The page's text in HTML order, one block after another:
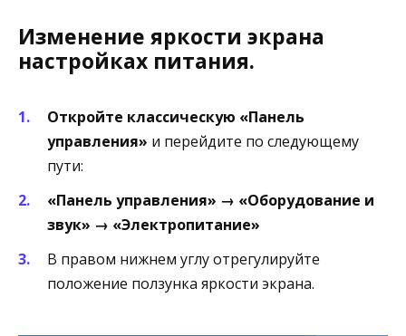
Изменение яркости экрана
настройках питания.
Откройте классическую «Панель
управления» и перейдите по следующему
пути:
«Панель управления» → «Оборудование и
звук» → «Электропитание»
В правом нижнем углу отрегулируйте
положение ползунка яркости экрана.